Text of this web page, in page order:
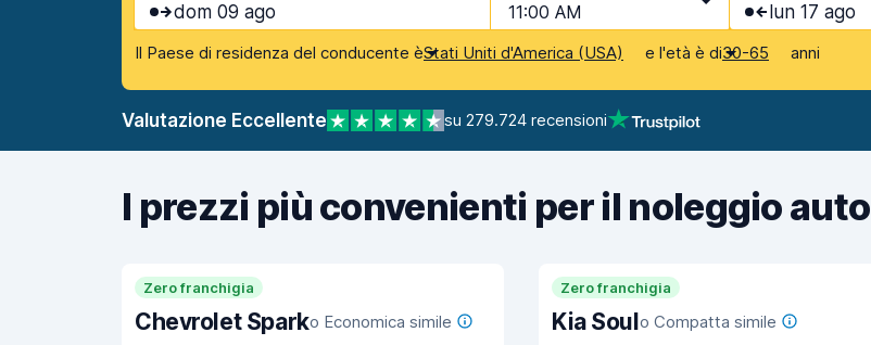
dom 09 ago 11:00 AM lun 17 ago
Il Paese di residenza del conducente èStati Uniti d'America (USA) e l'età è di30-65 anni
Valutazione Eccellente su 279.724 recensioni
I prezzi più convenienti per il noleggio auto
Zero franchigia
Chevrolet Sparko Economica simile
Zero franchigia
Kia Soulo Compatta simile